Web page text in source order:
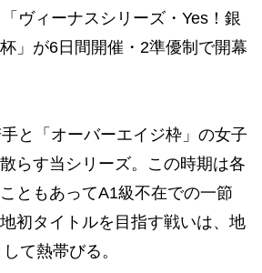
ヴィーナスシリーズ・Yes！銀
」が6日間開催・2準優制で開幕
と「オーバーエイジ枠」の女子
らす当シリーズ。この時期は各
ともあってA1級不在での一節
初タイトルを目指す戦いは、地
て熱帯びる。